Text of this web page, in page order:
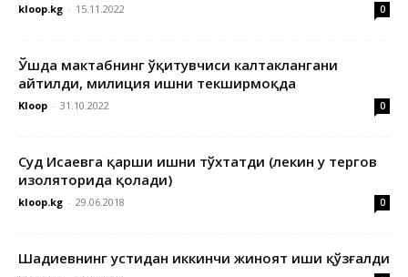
kloop.kg - 15.11.2022 0
Ўшда мактабнинг ўқитувчиси калтаклангани
айтилди, милиция ишни текширмоқда
Kloop - 31.10.2022 0
Суд Исаевга қарши ишни тўхтатди (лекин у тергов
изоляторида қолади)
kloop.kg - 29.06.2018 0
Шадиевнинг устидан иккинчи жиноят иши қўзғалди